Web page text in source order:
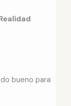
bueno para